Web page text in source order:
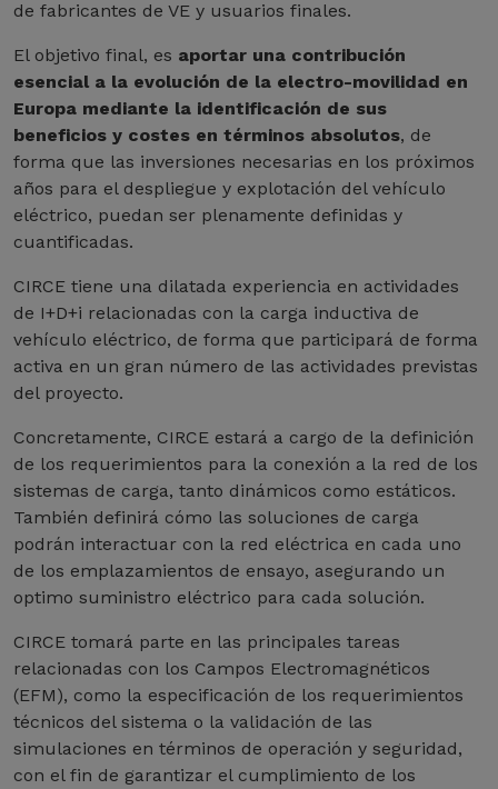
de fabricantes de VE y usuarios finales.
El objetivo final, es aportar una contribución
esencial a la evolución de la electro-movilidad en
Europa mediante la identificación de sus
beneficios y costes en términos absolutos, de
forma que las inversiones necesarias en los próximos
años para el despliegue y explotación del vehículo
eléctrico, puedan ser plenamente definidas y
cuantificadas.
CIRCE tiene una dilatada experiencia en actividades
de I+D+i relacionadas con la carga inductiva de
vehículo eléctrico, de forma que participará de forma
activa en un gran número de las actividades previstas
del proyecto.
Concretamente, CIRCE estará a cargo de la definición
de los requerimientos para la conexión a la red de los
sistemas de carga, tanto dinámicos como estáticos.
También definirá cómo las soluciones de carga
podrán interactuar con la red eléctrica en cada uno
de los emplazamientos de ensayo, asegurando un
optimo suministro eléctrico para cada solución.
CIRCE tomará parte en las principales tareas
relacionadas con los Campos Electromagnéticos
(EFM), como la especificación de los requerimientos
técnicos del sistema o la validación de las
simulaciones en términos de operación y seguridad,
con el fin de garantizar el cumplimiento de los